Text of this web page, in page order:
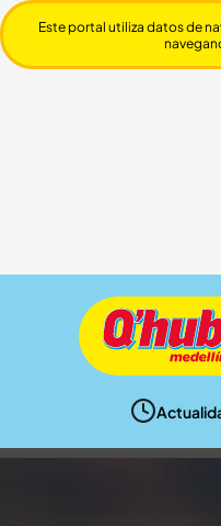
Este portal utiliza datos de